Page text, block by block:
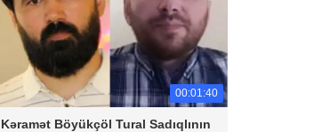
00:01:40
Kəramət Böyükçöl Tural Sadıqlının